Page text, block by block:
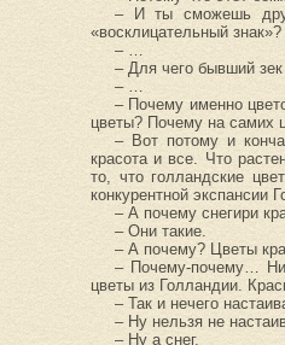
– И ты сможешь
«восклицательный знак»?
– …
– Для чего бывший
– …
– Почему именно
цветы? Почему на самих
– Вот потому и
красота и все. Что
то, что голландские
конкурентной экспансии
– А почему снегири
– Они такие.
– А почему? Цветы
– Почему-почему…
цветы из Голландии.
– Так и нечего
– Ну нельзя не
– Ну а снег.